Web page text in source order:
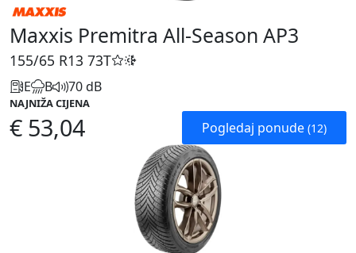
Maxxis Premitra All-Season AP3
155/65 R13 73T
E B 70 dB
NAJNIŽA CIJENA
€ 53,04 Pogledaj ponude (12)